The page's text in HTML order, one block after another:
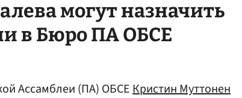
могут назначить
в Бюро ПА ОБСЕ
Ассамблеи (ПА) ОБСЕКристин Муттонен